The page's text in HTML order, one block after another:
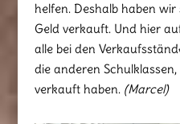
helfen. Deshalb haben
Geld verkauft. Und hier
alle bei den
die anderen
verkauft haben. (Marcel)